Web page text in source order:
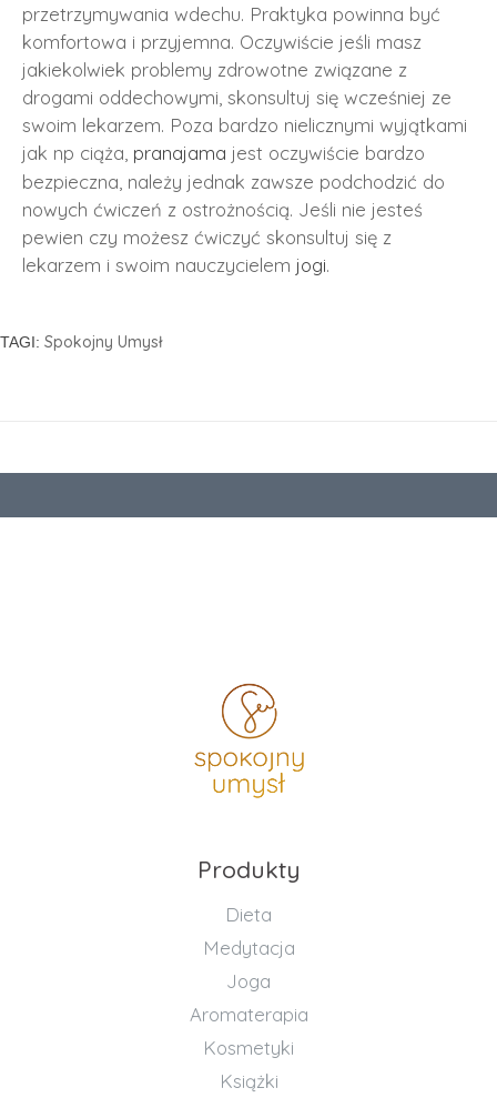
przetrzymywania wdechu. Praktyka powinna być
komfortowa i przyjemna. Oczywiście jeśli masz
jakiekolwiek problemy zdrowotne związane z
drogami oddechowymi, skonsultuj się wcześniej ze
swoim lekarzem. Poza bardzo nielicznymi wyjątkami
jak np ciąża, pranajama jest oczywiście bardzo
bezpieczna, należy jednak zawsze podchodzić do
nowych ćwiczeń z ostrożnością. Jeśli nie jesteś
pewien czy możesz ćwiczyć skonsultuj się z
lekarzem i swoim nauczycielem jogi.
TAGI: Spokojny Umysł
Produkty
Dieta
Medytacja
Joga
Aromaterapia
Kosmetyki
Książki